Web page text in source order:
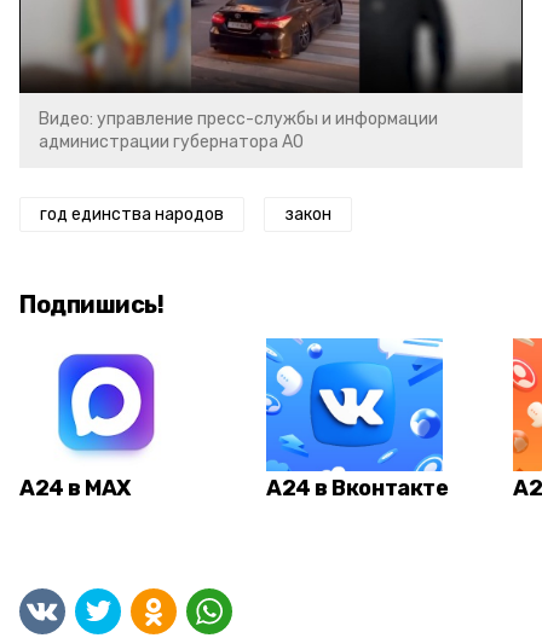
Video
Видео: управление пресс-службы и информации
администрации губернатора АО
год единства народов закон
Подпишись!
А24 в MAX А24 в Вконтакте